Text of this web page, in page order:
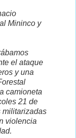
Mininco y
el ataque
y una
camioneta
21 de
militarizadas
violencia